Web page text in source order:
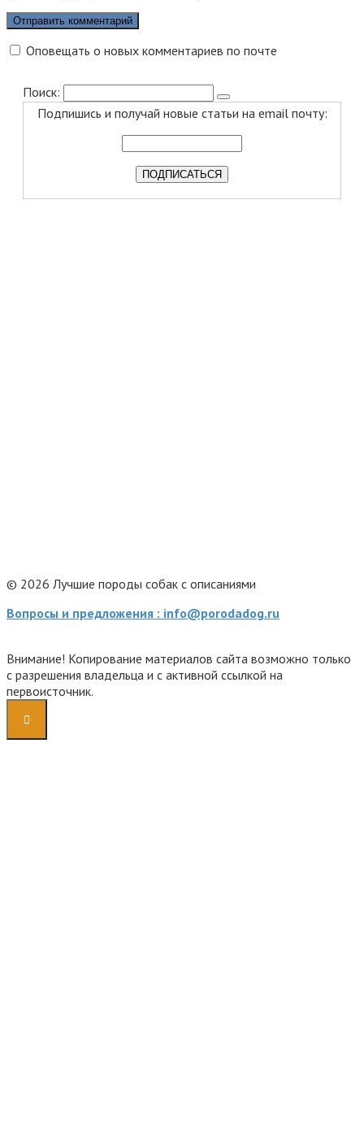
Оповещать о новых комментариев по почте
Поиск:
Подпишись и получай новые статьи на email почту:
© 2026 Лучшие породы собак с описаниями
Вопросы и предложения : info@porodadog.ru
Внимание! Копирование материалов сайта возможно только
с разрешения владельца и с активной ссылкой на
первоисточник.